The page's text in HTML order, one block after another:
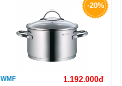
-20%
WMF 1.192.000đ